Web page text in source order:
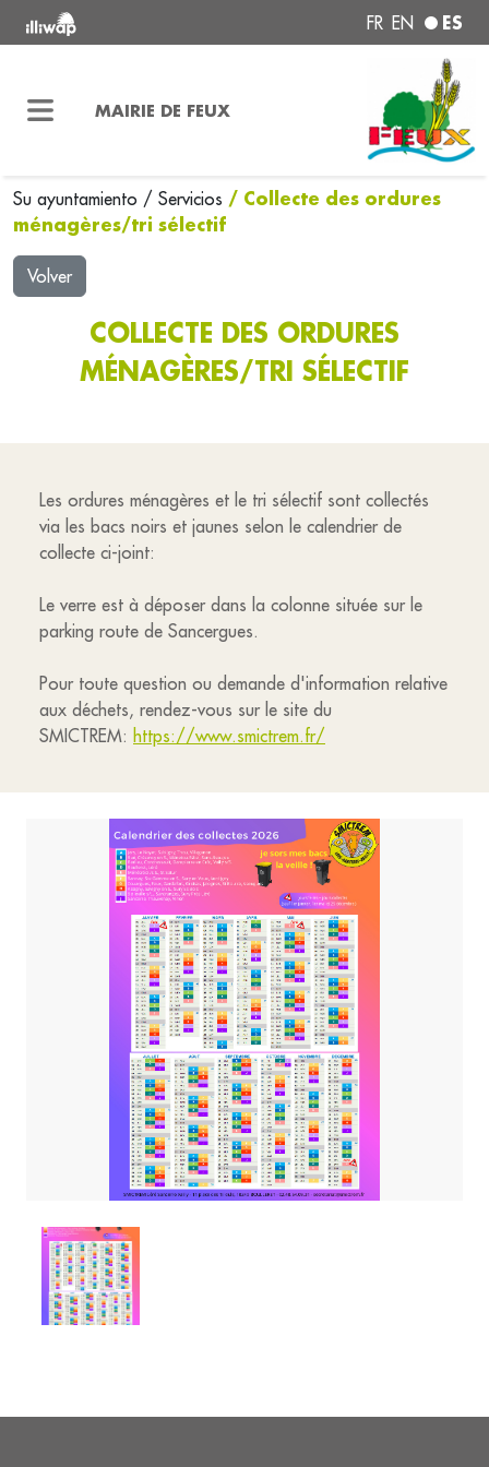
FR EN ES
MAIRIE DE FEUX
Su ayuntamiento / Servicios / Collecte des ordures
ménagères/tri sélectif
Volver
COLLECTE DES ORDURES
MÉNAGÈRES/TRI SÉLECTIF
Les ordures ménagères et le tri sélectif sont collectés
via les bacs noirs et jaunes selon le calendrier de
collecte ci-joint:
Le verre est à déposer dans la colonne située sur le
parking route de Sancergues.
Pour toute question ou demande d'information relative
aux déchets, rendez-vous sur le site du
SMICTREM: https://www.smictrem.fr/